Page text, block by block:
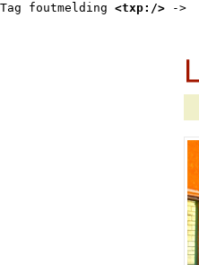
Tag foutmelding <txp:/> ->